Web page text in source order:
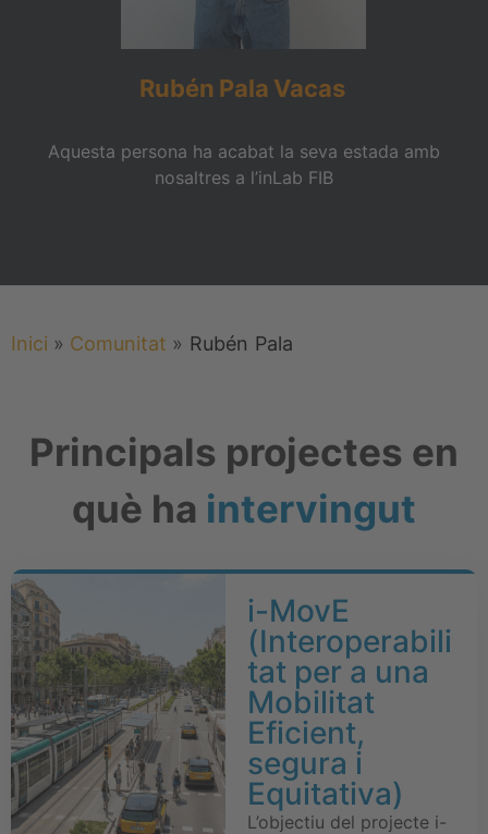
Rubén Pala Vacas
Aquesta persona ha acabat la seva estada amb
nosaltres a l’inLab FIB
Inici » Comunitat » Rubén Pala
Principals projectes en
què ha intervingut
i-MovE
(Interoperabili
tat per a una
Mobilitat
Eficient,
segura i
Equitativa)
L’objectiu del projecte i-